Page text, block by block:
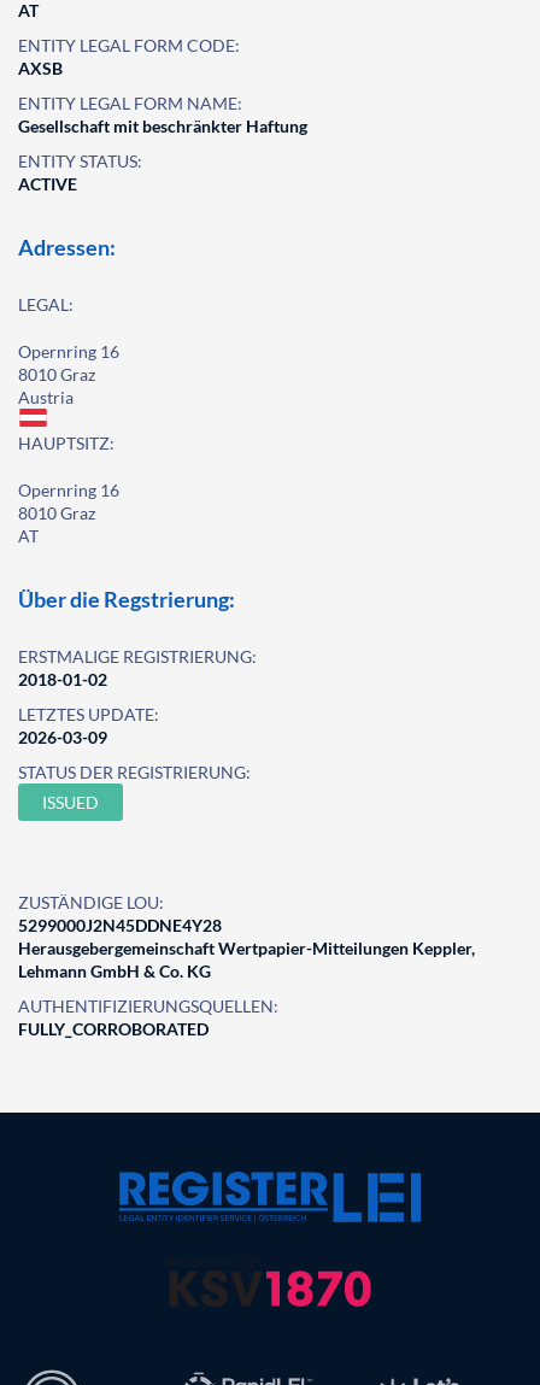
AT
ENTITY LEGAL FORM CODE:
AXSB
ENTITY LEGAL FORM NAME:
Gesellschaft mit beschränkter Haftung
ENTITY STATUS:
ACTIVE
Adressen:
LEGAL:
Opernring 16
8010 Graz
Austria
HAUPTSITZ:
Opernring 16
8010 Graz
AT
Über die Regstrierung:
ERSTMALIGE REGISTRIERUNG:
2018-01-02
LETZTES UPDATE:
2026-03-09
STATUS DER REGISTRIERUNG:
ISSUED
ZUSTÄNDIGE LOU:
5299000J2N45DDNE4Y28
Herausgebergemeinschaft Wertpapier-Mitteilungen Keppler,
Lehmann GmbH & Co. KG
AUTHENTIFIZIERUNGSQUELLEN:
FULLY_CORROBORATED